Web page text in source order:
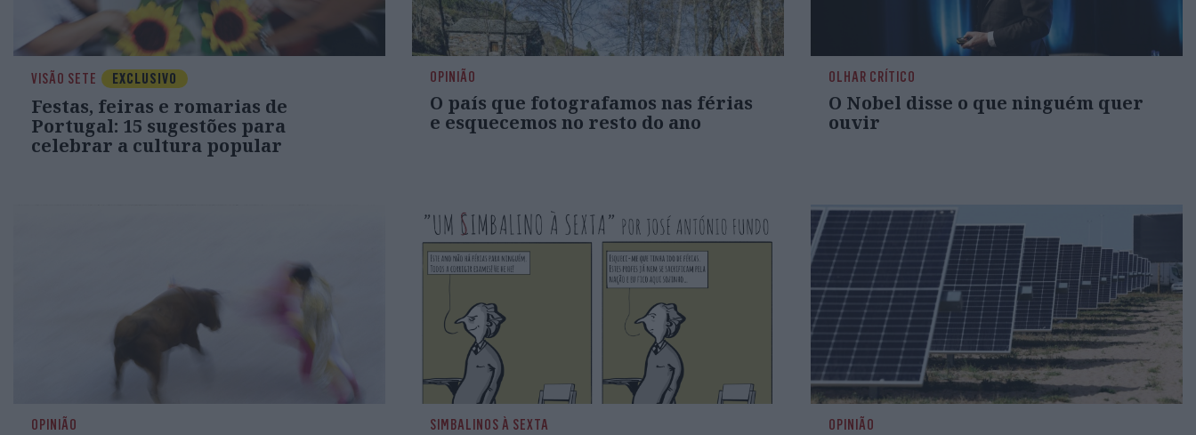
VISÃO SETE EXCLUSIVO
Festas, feiras e romarias de
Portugal: 15 sugestões para
celebrar a cultura popular
OPINIÃO
O país que fotografamos nas férias
e esquecemos no resto do ano
OLHAR CRÍTICO
O Nobel disse o que ninguém quer
ouvir
OPINIÃO SIMBALINOS À SEXTA OPINIÃO